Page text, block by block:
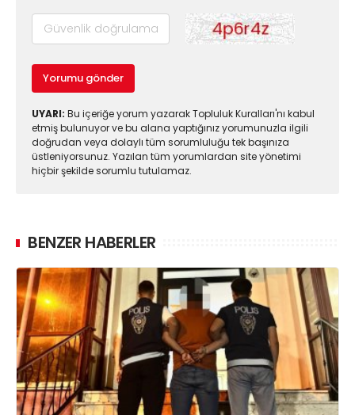
Yorumu gönder
UYARI: Bu içeriğe yorum yazarak Topluluk Kuralları'nı kabul
etmiş bulunuyor ve bu alana yaptığınız yorumunuzla ilgili
doğrudan veya dolaylı tüm sorumluluğu tek başınıza
üstleniyorsunuz. Yazılan tüm yorumlardan site yönetimi
hiçbir şekilde sorumlu tutulamaz.
BENZER HABERLER